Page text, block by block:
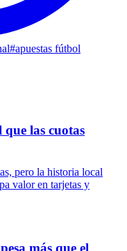
#apuestas fútbol
las cuotas
pero la historia local
valor en tarjetas y
más que el